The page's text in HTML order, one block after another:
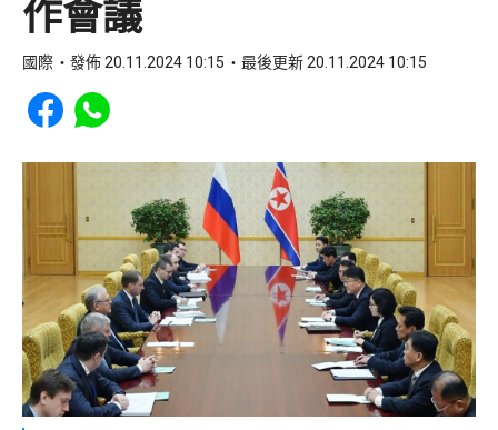
作會議
國際 發佈 20.11.2024 10:15 最後更新 20.11.2024 10:15
Share to Facebook
Share to WhatsApp